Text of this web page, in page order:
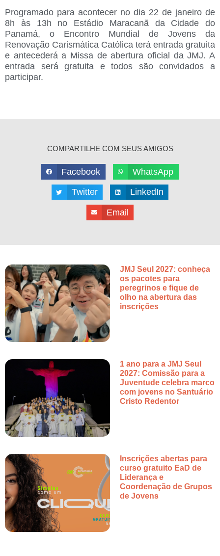
Programado para acontecer no dia 22 de janeiro de
8h às 13h no Estádio Maracanã da Cidade do
Panamá, o Encontro Mundial de Jovens da
Renovação Carismática Católica terá entrada gratuita
e antecederá a Missa de abertura oficial da JMJ. A
entrada será gratuita e todos são convidados a
participar.
COMPARTILHE COM SEUS AMIGOS
Facebook WhatsApp
Twitter LinkedIn
Email
JMJ Seul 2027: conheça
os pacotes para
peregrinos e fique de
olho na abertura das
inscrições
1 ano para a JMJ Seul
2027: Comissão para a
Juventude celebra marco
com jovens no Santuário
Cristo Redentor
Inscrições abertas para
curso gratuito EaD de
Liderança e
Coordenação de Grupos
de Jovens